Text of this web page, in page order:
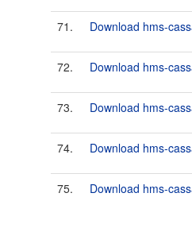
71. Download hms-
72. Download hms-
73. Download hms-
74. Download hms-
75. Download hms-